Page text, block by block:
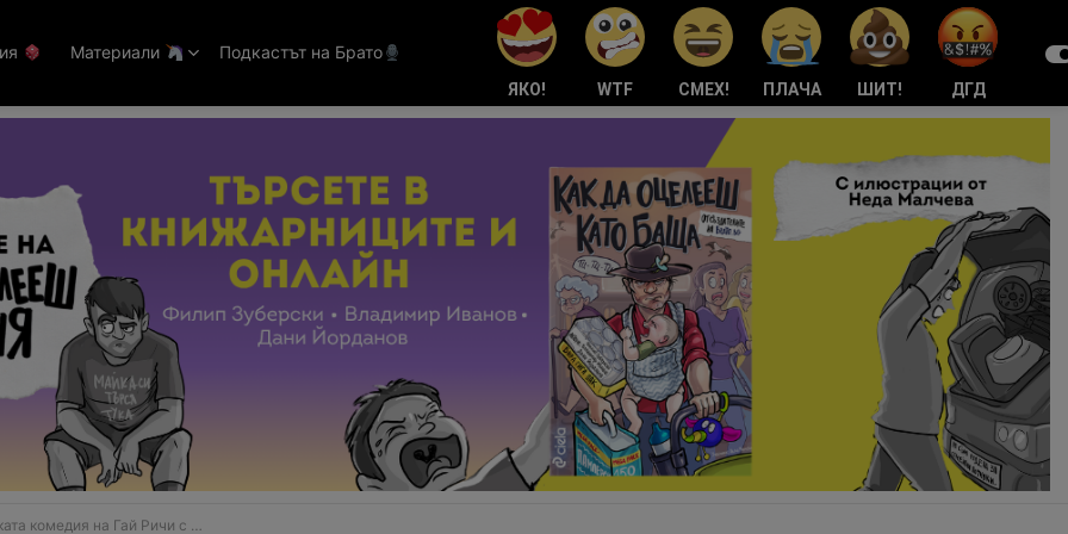
Материали Подкастът на Брато
ЯКО! WTF СМЕХ! ПЛАЧА ШИТ! ДГД
на Гай Ричи с Джейсън Стейтъм гърми по кината